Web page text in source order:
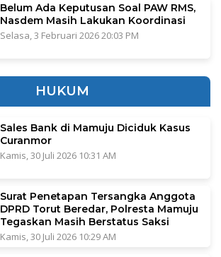
Belum Ada Keputusan Soal PAW RMS,
Nasdem Masih Lakukan Koordinasi
Selasa, 3 Februari 2026 20:03 PM
HUKUM
Sales Bank di Mamuju Diciduk Kasus
Curanmor
Kamis, 30 Juli 2026 10:31 AM
Surat Penetapan Tersangka Anggota
DPRD Torut Beredar, Polresta Mamuju
Tegaskan Masih Berstatus Saksi
Kamis, 30 Juli 2026 10:29 AM